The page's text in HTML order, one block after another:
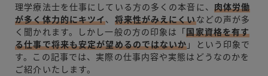
理学療法士を仕事にしている方の多くの本音に、 肉体労働
が多く体力的にキツイ、 将来性がみえにくいなどの声が多
く聞かれます。しかし一般の方の印象は「国家資格を有す
る仕事で将来も安定が望めるのではないか 」という印象で
す。この記事では、実際の仕事内容や実態はどうなのかを
ご紹介いたします。